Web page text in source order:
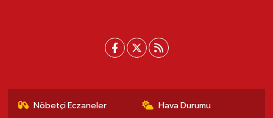
Nöbetçi Eczaneler Hava Durumu